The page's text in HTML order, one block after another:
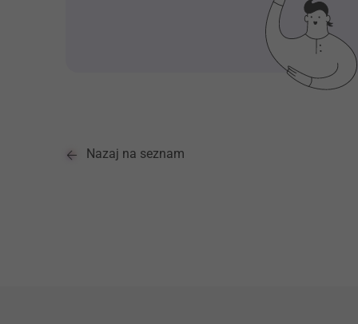
Nazaj na seznam